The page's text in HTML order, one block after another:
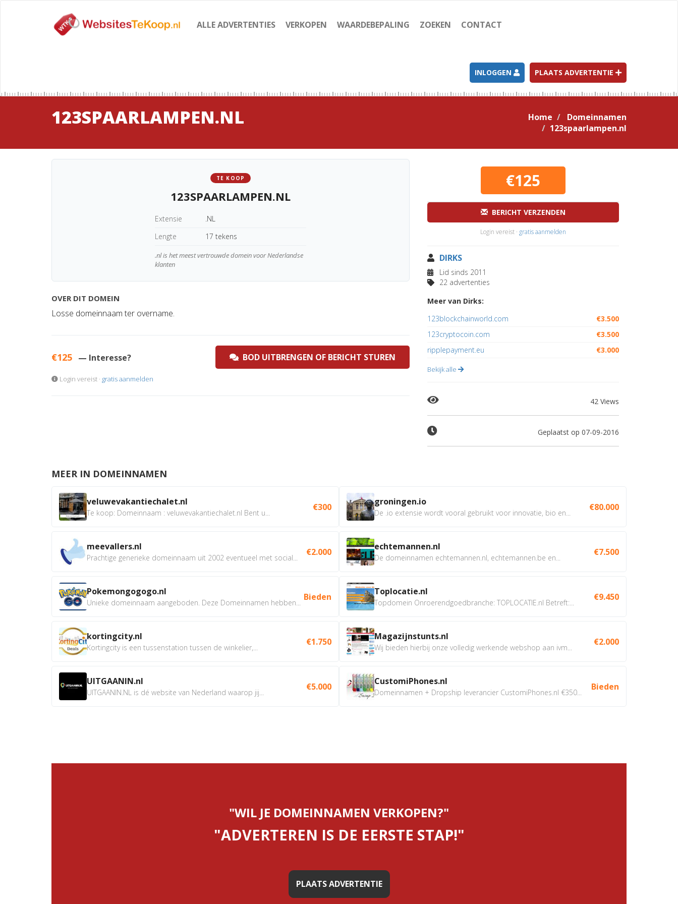
ALLE ADVERTENTIES VERKOPEN WAARDEBEPALING ZOEKEN CONTACT
INLOGGEN PLAATS ADVERTENTIE
123SPAARLAMPEN.NL Home
Domeinnamen
123spaarlampen.nl
TE KOOP
123SPAARLAMPEN.NL
Extensie
.NL
Lengte
17 tekens
.nl is het meest vertrouwde domein voor Nederlandse
klanten
OVER DIT DOMEIN
Losse domeinnaam ter overname.
€125 — Interesse? BOD UITBRENGEN OF BERICHT STUREN
Login vereist · gratis aanmelden
€125
BERICHT VERZENDEN
Login vereist · gratis aanmelden
DIRKS
Lid sinds 2011
22 advertenties
Meer van Dirks:
123blockchainworld.com
€3.500
123cryptocoin.com
€3.500
ripplepayment.eu
€3.000
Bekijk alle
42 Views
Geplaatst op 07-09-2016
MEER IN DOMEINNAMEN
veluwevakantiechalet.nl
Te koop: Domeinnaam : veluwevakantiechalet.nl Bent u...
€300
meevallers.nl
Prachtige generieke domeinnaam uit 2002 eventueel met social...
€2.000
Pokemongogogo.nl
Unieke domeinnaam aangeboden. Deze Domeinnamen hebben...
Bieden
kortingcity.nl
Kortingcity is een tussenstation tussen de winkelier,...
€1.750
UITGAANIN.nl
UITGAANIN.NL is dé website van Nederland waarop jij...
€5.000
groningen.io
De .io extensie wordt vooral gebruikt voor innovatie, bio en...
€80.000
echtemannen.nl
De domeinnamen echtemannen.nl, echtemannen.be en...
€7.500
Toplocatie.nl
Topdomein Onroerendgoedbranche: TOPLOCATIE.nl Betreft:...
€9.450
Magazijnstunts.nl
Wij bieden hierbij onze volledig werkende webshop aan ivm...
€2.000
CustomiPhones.nl
Domeinnamen + Dropship leverancier CustomiPhones.nl €350...
Bieden
"WIL JE DOMEINNAMEN VERKOPEN?"
"ADVERTEREN IS DE EERSTE STAP!"
PLAATS ADVERTENTIE